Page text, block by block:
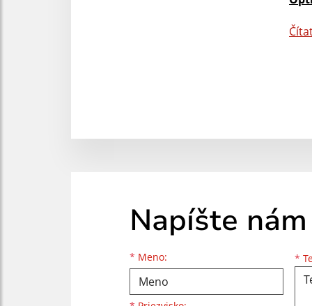
Napíšte nám
* Meno:
Meno
Priezvisko
E-mailová adresa *